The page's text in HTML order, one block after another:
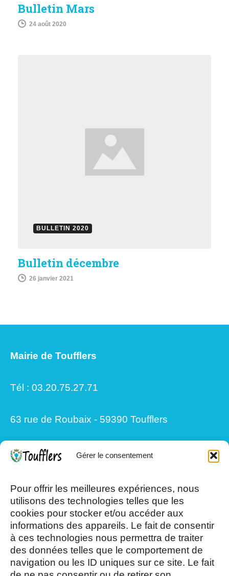
Gérer le consentement
Pour offrir les meilleures expériences, nous
utilisons des technologies telles que les
cookies pour stocker et/ou accéder aux
informations des appareils. Le fait de consentir
à ces technologies nous permettra de traiter
des données telles que le comportement de
navigation ou les ID uniques sur ce site. Le fait
Bulletin Mars
24 août 2020
BULLETIN 2020
Bulletin décembre
26 janvier 2021
Mairie de Toufflers
Tél : 03.20.75.27.71
63 rue de Roubaix - 59390 Toufflers
13h30/17h15
Mercredi et Samedi : 8h- 12h